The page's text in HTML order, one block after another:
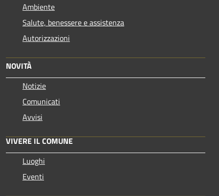
Ambiente
Salute, benessere e assistenza
Autorizzazioni
NOVITÀ
Notizie
Comunicati
Avvisi
VIVERE IL COMUNE
Luoghi
Eventi